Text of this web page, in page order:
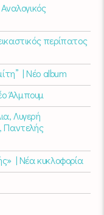
περίπατος
| Νέο album
Άλμπουμ
Λυγερή
Παντελής
| Νέα κυκλοφορία